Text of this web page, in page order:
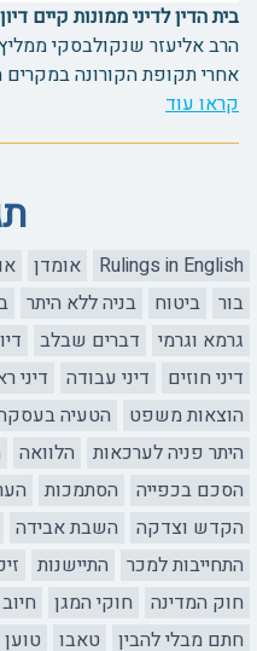
בית הדין לדיני ממונות קיים דיון ZOOM / ערוץ 7
הרב אליעזר שנקולבסקי
אחרי תקופת הקורונה במקרים
קראו עוד
Rulings in English אומדן
בור
ביטוח בניה ללא היתר
גרמא וגרמי
דברים שבלב
דיני חוזים
דיני עבודה דיני
הוצאות משפט
הטעיה
היתר פניה לערכאות
הלוואה
הסכם בכפייה
הסתמכות
הקדש וצדקה
השבת אבידה
התחייבות למכר
התיישנות
חוק המדינה
חוקי המגן
חתם מבלי להבין
טאבו